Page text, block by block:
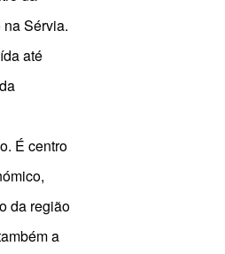
Sérvia.
até
É centro
da região
a